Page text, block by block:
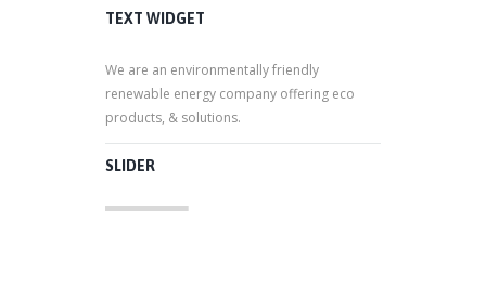
TEXT WIDGET
We are an environmentally friendly
renewable energy company offering eco
products, & solutions.
SLIDER